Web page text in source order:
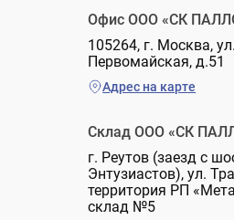
Офис ООО «СК
105264, г. Москва,
Первомайская, д.51
Адрес на карте
Склад ООО «СК
г. Реутов (заезд с
Энтузиастов), ул.
территория РП
склад №5